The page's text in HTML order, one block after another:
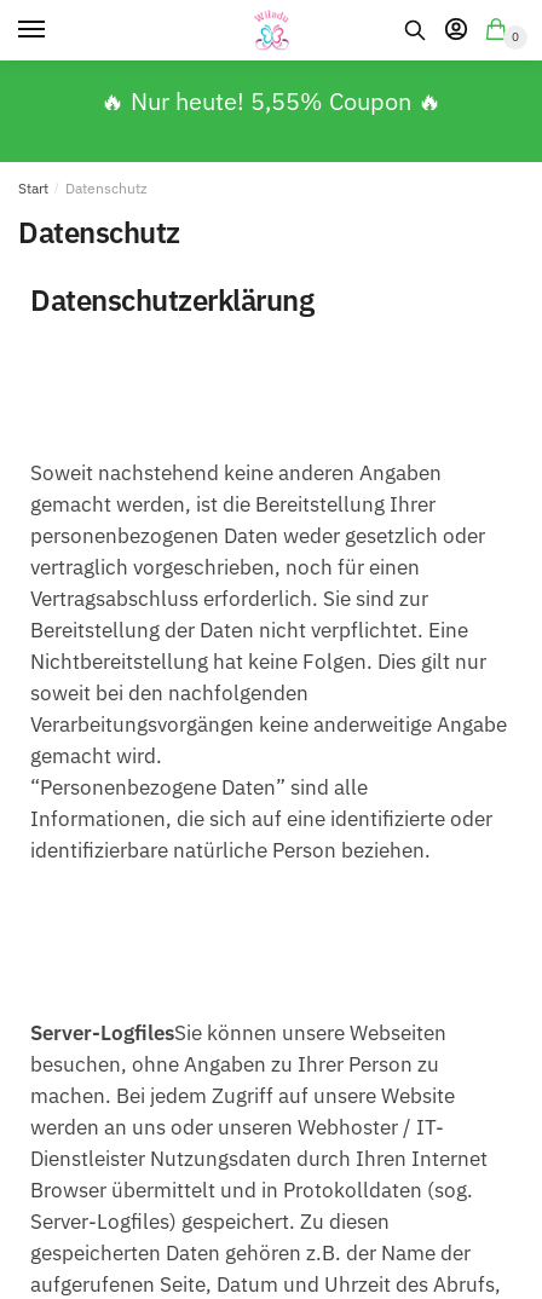
0
🔥 Nur heute! 5,55% Coupon 🔥
Start / Datenschutz
Datenschutz
Datenschutzerklärung
Soweit nachstehend keine anderen Angaben
gemacht werden, ist die Bereitstellung Ihrer
personenbezogenen Daten weder gesetzlich oder
vertraglich vorgeschrieben, noch für einen
Vertragsabschluss erforderlich. Sie sind zur
Bereitstellung der Daten nicht verpflichtet. Eine
Nichtbereitstellung hat keine Folgen. Dies gilt nur
soweit bei den nachfolgenden
Verarbeitungsvorgängen keine anderweitige Angabe
gemacht wird.
“Personenbezogene Daten” sind alle
Informationen, die sich auf eine identifizierte oder
identifizierbare natürliche Person beziehen.
Server-LogfilesSie können unsere Webseiten
besuchen, ohne Angaben zu Ihrer Person zu
machen. Bei jedem Zugriff auf unsere Website
werden an uns oder unseren Webhoster / IT-
Dienstleister Nutzungsdaten durch Ihren Internet
Browser übermittelt und in Protokolldaten (sog.
Server-Logfiles) gespeichert. Zu diesen
gespeicherten Daten gehören z.B. der Name der
aufgerufenen Seite, Datum und Uhrzeit des Abrufs,